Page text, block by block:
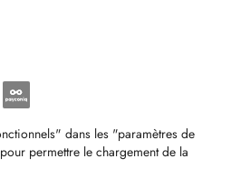
dans les "paramètres de
permettre le chargement de la